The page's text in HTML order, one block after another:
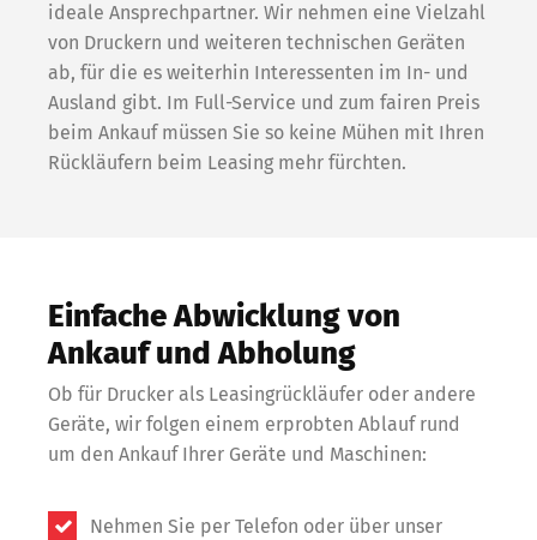
ideale Ansprechpartner. Wir nehmen eine Vielzahl
von Druckern und weiteren technischen Geräten
ab, für die es weiterhin Interessenten im In- und
Ausland gibt. Im Full-Service und zum fairen Preis
beim Ankauf müssen Sie so keine Mühen mit Ihren
Rückläufern beim Leasing mehr fürchten.
Einfache Abwicklung von
Ankauf und Abholung
Ob für Drucker als Leasingrückläufer oder andere
Geräte, wir folgen einem erprobten Ablauf rund
um den Ankauf Ihrer Geräte und Maschinen:
Nehmen Sie per Telefon oder über unser